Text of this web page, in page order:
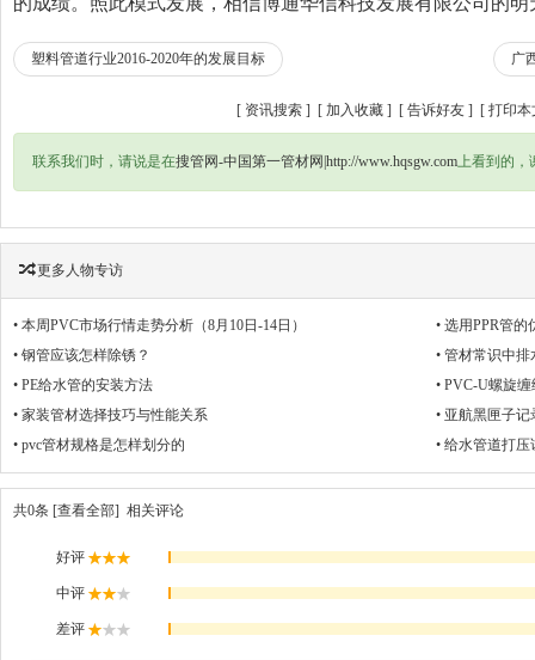
塑料管道行业2016-2020年的发展目标 广
[ 资讯搜索 ] [ 加入收藏 ] [ 告诉好友 ] [ 打印本
联系我们时，请说是在搜管网-中国第一管材网|http://www.hqsgw.com上看到的，
更多 人物专访
• 本周PVC市场行情走势分析（8月10日-14日）
• 选用PPR管的
• 钢管应该怎样除锈？
• 管材常识中
• PE给水管的安装方法
• PVC-U螺旋
• 家装管材选择技巧与性能关系
• 亚航黑匣子
• pvc管材规格是怎样划分的
• 给水管道打
共0条 [查看全部] 相关评论